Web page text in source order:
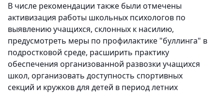
В числе рекомендации также были отмечены
активизация работы школьных психологов по
выявлению учащихся, склонных к насилию,
предусмотреть меры по профилактике "буллинга" в
подростковой среде, расширить практику
обеспечения организованной развозки учащихся
школ, организовать доступность спортивных
секций и кружков для детей в период летних